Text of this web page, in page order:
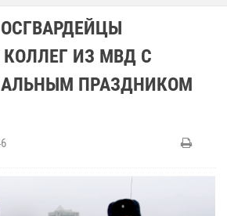
ИЗ МВД С
ПРАЗДНИКОМ